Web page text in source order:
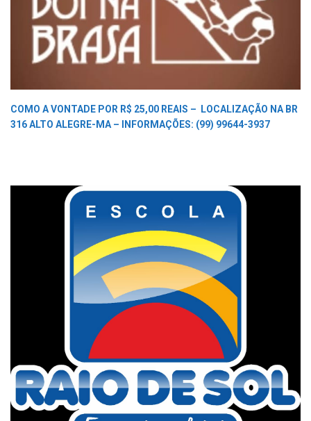
COMO A VONTADE POR R$ 25,00 REAIS –
LOCALIZAÇÃO NA BR
316 ALTO ALEGRE-MA –
INFORMAÇÕES: (99) 99644-3937